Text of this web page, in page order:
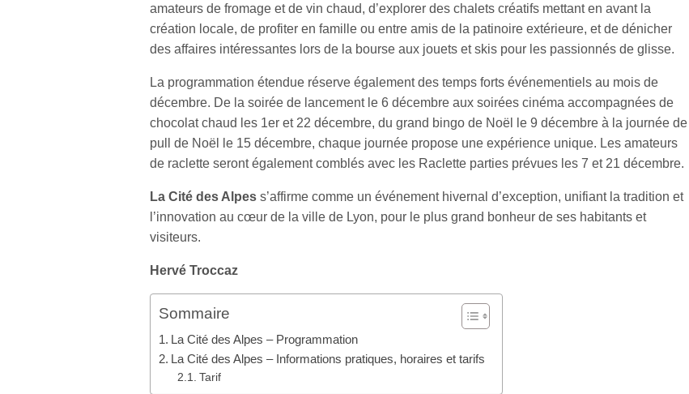
amateurs de fromage et de vin chaud, d’explorer des chalets créatifs mettant en avant la
création locale, de profiter en famille ou entre amis de la patinoire extérieure, et de dénicher
des affaires intéressantes lors de la bourse aux jouets et skis pour les passionnés de glisse.
La programmation étendue réserve également des temps forts événementiels au mois de
décembre. De la soirée de lancement le 6 décembre aux soirées cinéma accompagnées de
chocolat chaud les 1er et 22 décembre, du grand bingo de Noël le 9 décembre à la journée de
pull de Noël le 15 décembre, chaque journée propose une expérience unique. Les amateurs
de raclette seront également comblés avec les Raclette parties prévues les 7 et 21 décembre.
La Cité des Alpess’affirme comme un événement hivernal d’exception, unifiant la tradition et
l’innovation au cœur de la ville de Lyon, pour le plus grand bonheur de ses habitants et
visiteurs.
Hervé Troccaz
Sommaire
La Cité des Alpes – Programmation
La Cité des Alpes – Informations pratiques, horaires et tarifs
Tarif